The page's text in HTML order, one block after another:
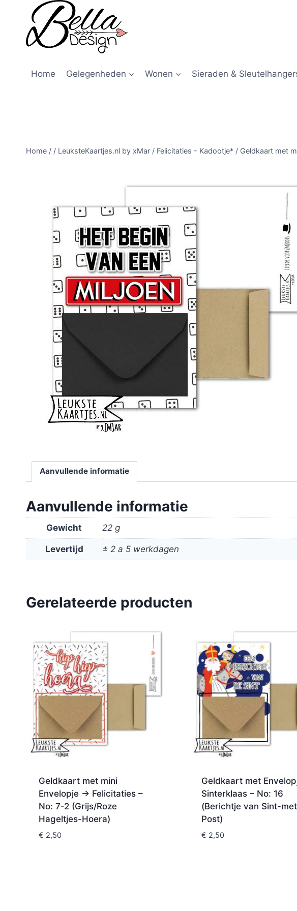
Home Gelegenheden Wonen Sieraden &
Home / / LeuksteKaartjes.nl by xMar / Felicitaties - Kadootje* / Geldkaart met
Aanvullende informatie
Aanvullende informatie
Gewicht 22 g
Levertijd ± 2 a 5 werkdagen
Gerelateerde producten
Geldkaart met mini
Envelopje -> Felicitaties –
No: 7-2 (Grijs/Roze
Hageltjes-Hoera)
€ 2,50
Geldkaart met
Sinterklaas – No: 16
(Berichtje van Sint-met
Post)
€ 2,50